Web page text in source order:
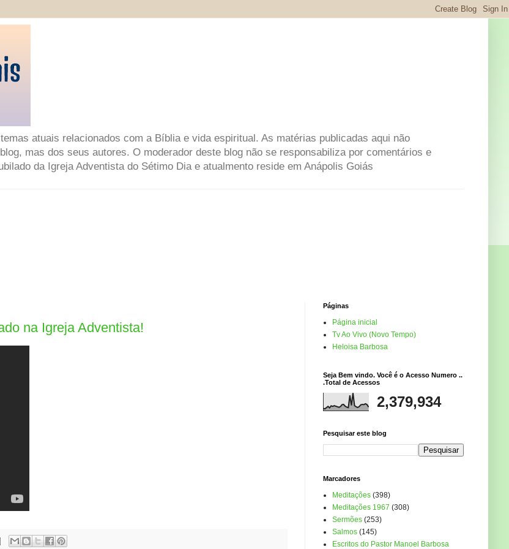
atuais relacionados com a Bíblia e vida espiritual. As matérias publicadas aqui não
mas dos seus autores. O moderador deste blog não se responsabiliza por comentários e
da Igreja Adventista do Sétimo Dia e atualmento reside em Anápolis Goiás
na Igreja Adventista!
Páginas
Página inicial
Tv Ao Vivo (Novo Tempo)
Heloisa Barbosa
Seja Bem vindo. Você é o Acesso Numero ..
.Total de Acessos
2,379,934
Pesquisar este blog
Marcadores
Meditações (398)
Meditações 1967 (308)
Sermões (253)
Salmos (145)
Escritos do Pastor Manoel Barbosa